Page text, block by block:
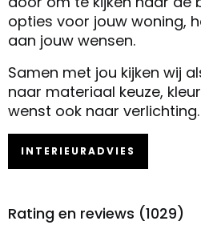
opties voor jouw woning,
aan jouw wensen.
Samen met jou kijken wij
naar materiaal keuze,
wenst ook naar verlichting.
INTERIEURADVIES
Rating en reviews (1029)